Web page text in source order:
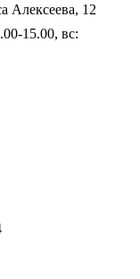
Алексеева, 12
15.00, вс: